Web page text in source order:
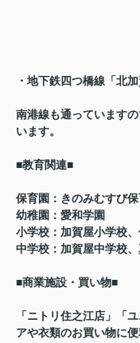
・地下鉄四つ橋線「北
南港線も通っています
います。
■教育関連■
保育園：きのみむすび保
幼稚園：愛和学園
小学校：加賀屋小学校
中学校：加賀屋中学校
■商業施設・買い物■
「ニトリ住之江店」「
アや衣類のお買い物に便